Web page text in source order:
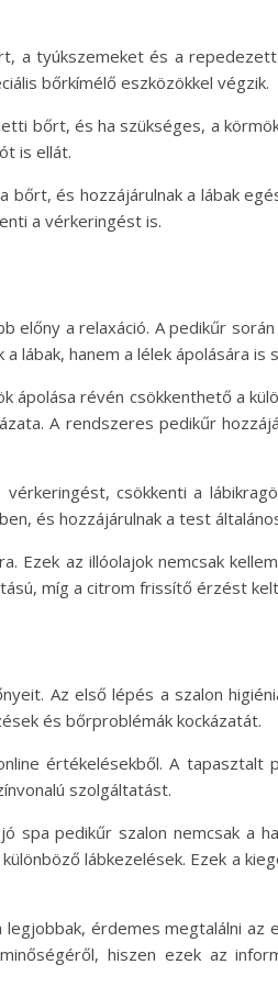
a tyúkszemeket és a
bőrkímélő eszközökkel végzik.
bőrt, és ha szükséges, a
is ellát.
bőrt, és hozzájárulnak a lábak
a vérkeringést is.
előny a relaxáció. A pedikűr
hanem a lélek ápolására is
ápolása révén csökkenthető a
A rendszeres pedikűr
csökkenti a
és hozzájárulnak a test
Ezek az illóolajok nemcsak
míg a citrom frissítő érzést
Az első lépés a szalon
és bőrproblémák kockázatát.
értékelésekből. A tapasztalt
szolgáltatást.
spa pedikűr szalon nemcsak a
lábkezelések. Ezek a
érdemes megtalálni az
hiszen ezek az